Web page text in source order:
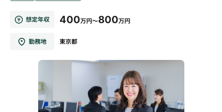
想定年収 400万円～800万円
勤務地 東京都